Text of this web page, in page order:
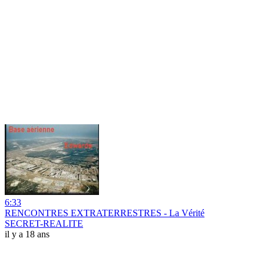
6:33
RENCONTRES EXTRATERRESTRES - La Vérité
SECRET-REALITE
il y a 18 ans